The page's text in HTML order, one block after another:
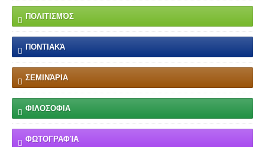
ΠΟΛΙΤΙΣΜΌΣ
ΠΟΝΤΙΑΚΆ
ΣΕΜΙΝΆΡΙΑ
ΦΙΛΟΣΟΦΙΑ
ΦΩΤΟΓΡΑΦΊΑ